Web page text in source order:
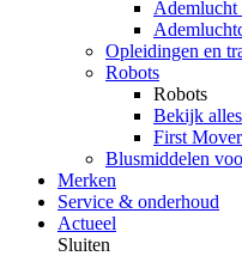
Ademlucht
Opleidingen en
Robots
Robots
Bekijk alles
First Mover
Blusmiddelen
Merken
Service & onderhoud
Actueel
Sluiten